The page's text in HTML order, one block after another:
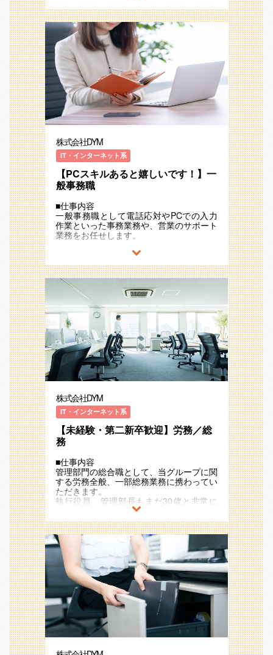
ー業務詳細ー
・応募獲得経路の担当や開拓(人材紹介会
社・採用媒体・スカウト等の選定)
・有効応募者の面接・面談
・応募書類や1次面接合否対応
・人材紹介会社・採用媒体・スカウト会社
との定例MTG
・最終面接の調整
・内定通知後の承諾獲得の為のクロージン
グ
・入社対応
（変更の範囲）会社の定める業務 ※グル
ープ会社への出向を含む
【配属部署である人事部について】
株式会社DYMは勿論、多くの子会社の採
用を20人規模で行っております。
部長や課長が30代で90％は20代。
上司にも相談をし易く、様々な法人の採用
業務を取り扱っているので多様な業界知識
が付きます。(人材事業部やコールセンタ
ー事業やベトナムBPO事業や広告事業や
エンジニア事業等、多岐に渡ります)
他部署の内定権限のある役員や子会社の社
長とのコミュニケーションも1年目から上
な方々と一緒に仕事が出来ます。
【チームマネジメントについて】
私たちは若手のうちから大きな裁量権を持
っていただき、自己成長を尊重する文化を
作っています。
あくまて完全実力主義、成果主義にこだわ
っていますが、仲間同士切磋琢磨できる環
境が整っています。仲間同士助け合う社風
です。
新卒入社メンバーも多い組織ですが、中途
社員は年齢・経歴関係なくコミュニケーシ
輩や上司との距離も近く、自ら動いて刺激
しあいながら成長できる環境です。仕事に
真摯に向き合い、お互い高め合い成長して
いけるメンバーしかいません。
【同社の強み】
（１）WEB上での課題解決のための商材
全般を取り扱っています。1つの商材に拘
らずトータル提案が可能となっています。
（２）平均解約率2.4％（※運用型広告の
2021年5月～2022年4月から算出）となっ
ており、高い満足度を得ています。
（３）You TubeやTikTokなど、常に新し
い商材開発に取り組んでいます。
（４）新規事業立ち上げの経験が可能で
す。
（５）平均年齢26歳、平均年収775万円
（満1年以上勤続の総合職）の業界トップ
クラスの給与水準
【組織の魅力】
（１）裁量権のある仕事
若手のうちから裁量権を持っていただき、
自己成長をができる環境です。
（２）チーム体制
係なくコミュニケーションをとっているフ
株式会社DYM
IT・インターネット系
【PCスキルあると嬉しいです！】一
般事務職
■仕事内容
一般事務職として電話応対やPCでの入力
作業といった事務業務や、営業のサポート
業務をお任せします。
■スケジュール調整
■データ入力・チェック
■社内クラウドの入力
■資料作成
■経費精算、備品管理
■来客・電話対応
■顧客管理、売上管理 などの事務作業
■メール、DM対応
■営業リストの精査及びリストアップ
■総合職の日程調整、タスクアラート、リ
モート会議の設定、会食の予約
■社内弁当の対応
※業務一つ一つを丁寧にお教えしますの
で、未経験の方も安心して始めていただけ
ます。
※幅広い業務を経験できるので、成長スピ
ードを実感できます。
（変更の範囲）会社の定める業務 ※グル
ープ会社への出向を含む
【募集背景】
創業以来、好調に売り上げを伸ばし続けて
いる同社。事業拡大にともない今回、同社
のバックオフィスを支える事務スタッフを
募集
配属先部署により下記業務が追加されま
す。
電話対応やPCでの入力作業といった事務
業務や、営業のサポート業務をお願いしま
す。
【仕事のやりがい】
同社で働く醍醐味は圧倒的な成長企業であ
るということ。仕事の走り、成長の早い企
業に身をおくことでおのずと自分の成長ス
ピードも実感できます。
事務職は現在スタッフ”全員女性”
株式会社DYM
IT・インターネット系
【未経験・第二新卒歓迎】労務／総
務
■仕事内容
管理部門の総合職として、当グループに関
する労務全般、一部総務業務に携わってい
ただきます。
執行役員、管理部長もまだ30歳と非常に
若い組織ですので、若手にどんどん仕事を
任せていきます。
【業務内容】
管理部内の労務担当として下記業務をお任
せします。
（変更の範囲）会社の定める業務 ※グル
ープ会社への出向を含む
【職務詳細】
■勤怠管理
■給与管理
■入退社手続き
■労務関連規定の整備、改修
■福利厚生や社会保険手続き